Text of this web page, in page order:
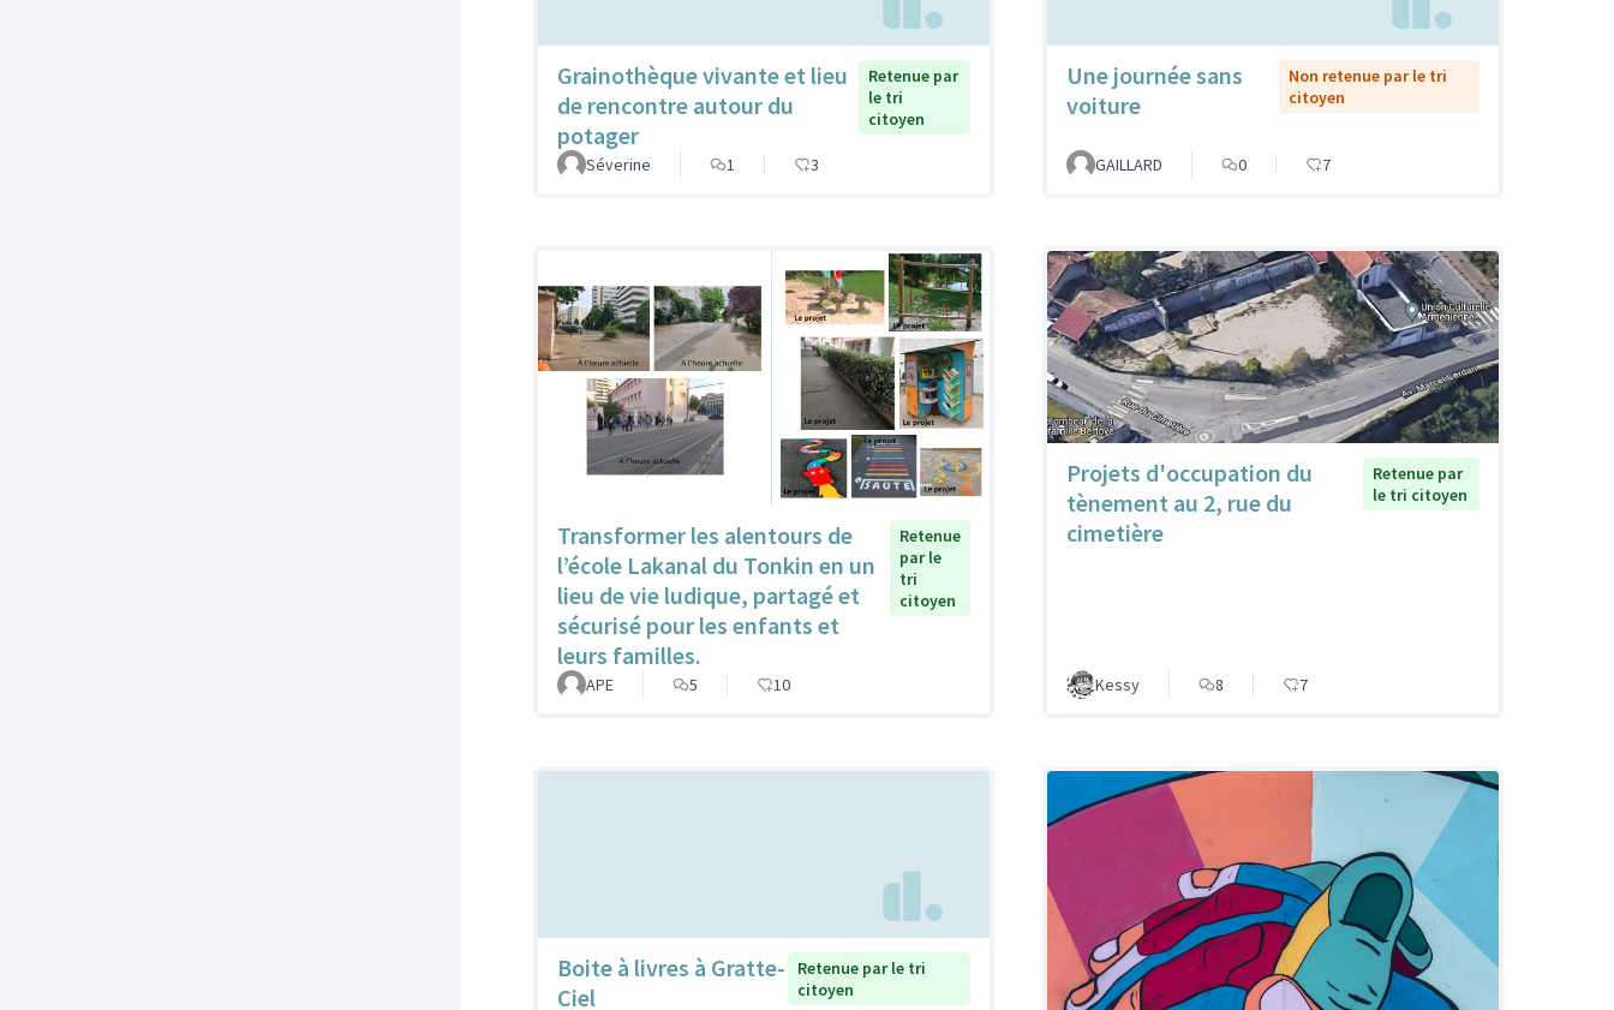
Grainothèque vivante et lieu
de rencontre autour du
potager
Retenue par
le tri
citoyen
Séverine 1 3
Une journée sans
voiture
Non retenue par le tri
citoyen
GAILLARD 0 7
Transformer les alentours de
l’école Lakanal du Tonkin en un
lieu de vie ludique, partagé et
sécurisé pour les enfants et
leurs familles.
Retenue
par le
tri
citoyen
APE 5 10
Projets d'occupation du
tènement au 2, rue du
cimetière
Retenue par
le tri citoyen
Kessy 8 7
Boite à livres à Gratte-
Ciel
Retenue par le tri
citoyen